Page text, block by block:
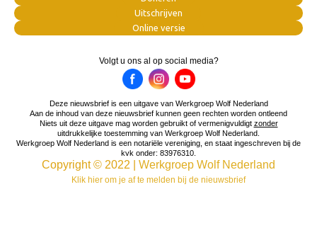
Uitschrijven
Online versie
Volgt u ons al op social media?
Deze nieuwsbrief is een uitgave van Werkgroep Wolf Nederland
Aan de inhoud van deze nieuwsbrief kunnen geen rechten worden ontleend
Niets uit deze uitgave mag worden gebruikt of vermenigvuldigt zonder
uitdrukkelijke toestemming van Werkgroep Wolf Nederland.
Werkgroep Wolf Nederland is een notariële vereniging, en staat ingeschreven bij de
kvk onder: 83976310.
Copyright © 2022 | Werkgroep Wolf Nederland
Klik hier om je af te melden bij de nieuwsbrief